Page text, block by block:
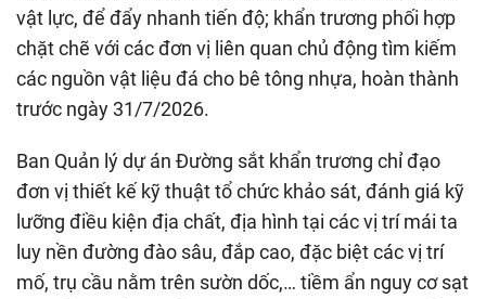
vật lực, để đẩy nhanh tiến độ; khẩn trương phối hợp
chặt chẽ với các đơn vị liên quan chủ động tìm kiếm
các nguồn vật liệu đá cho bê tông nhựa, hoàn thành
trước ngày 31/7/2026.
Ban Quản lý dự án Đường sắt khẩn trương chỉ đạo
đơn vị thiết kế kỹ thuật tổ chức khảo sát, đánh giá kỹ
lưỡng điều kiện địa chất, địa hình tại các vị trí mái ta
luy nền đường đào sâu, đắp cao, đặc biệt các vị trí
mố, trụ cầu nằm trên sườn dốc,… tiềm ẩn nguy cơ sạt